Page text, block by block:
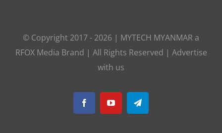
© Copyright 2017 - 2026 | MYTECH MYANMAR a
RFOX Media Brand | All Rights Reserved | Advertise
with us
FacebookYouTubeTelegram